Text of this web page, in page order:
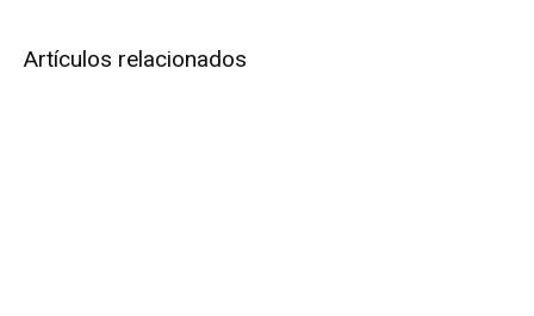
Artículos relacionados